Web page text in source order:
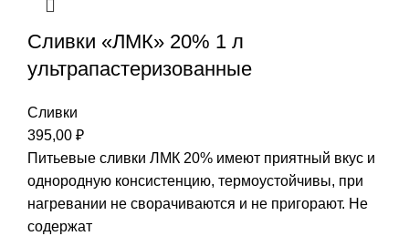
Сливки «ЛМК» 20% 1 л
ультрапастеризованные
Сливки
395,00 ₽
Питьевые сливки ЛМК 20% имеют приятный вкус и
однородную консистенцию, термоустойчивы, при
нагревании не сворачиваются и не пригорают. Не
содержат